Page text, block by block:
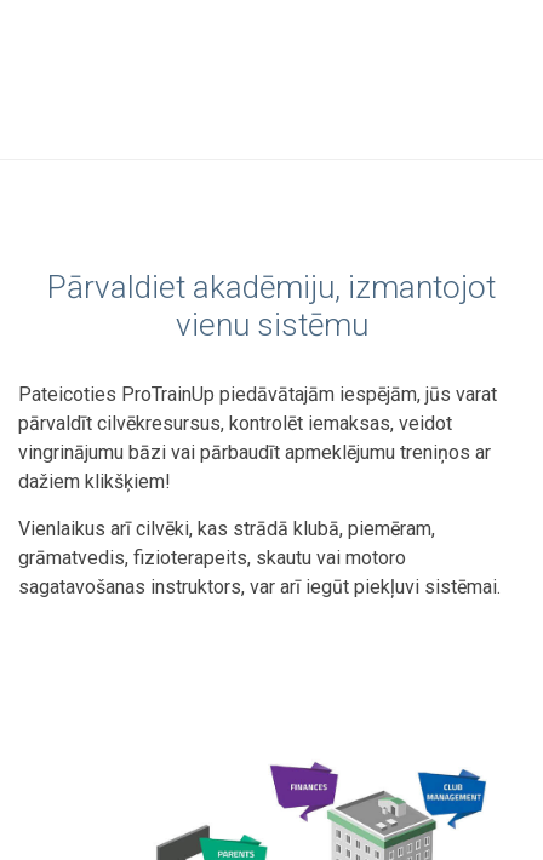
Pārvaldiet akadēmiju, izmantojot
vienu sistēmu
Pateicoties ProTrainUp piedāvātajām iespējām, jūs varat
pārvaldīt cilvēkresursus, kontrolēt iemaksas, veidot
vingrinājumu bāzi vai pārbaudīt apmeklējumu treniņos ar
dažiem klikšķiem!
Vienlaikus arī cilvēki, kas strādā klubā, piemēram,
grāmatvedis, fizioterapeits, skautu vai motoro
sagatavošanas instruktors, var arī iegūt piekļuvi sistēmai.